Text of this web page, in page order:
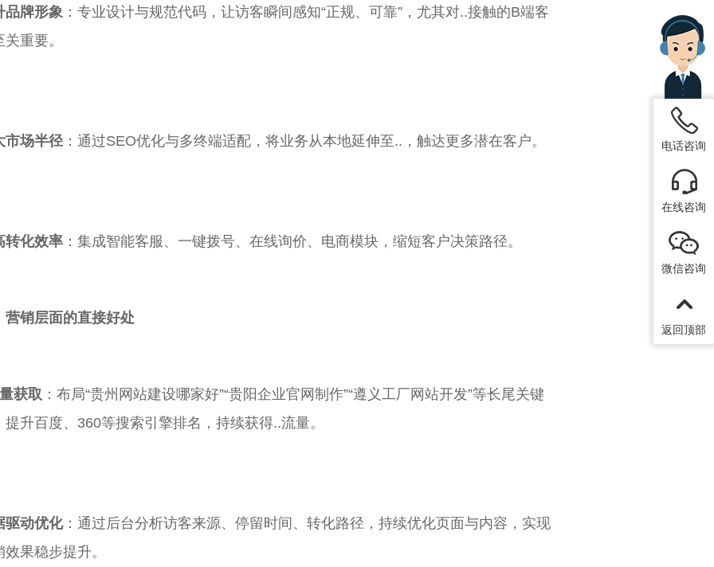
品牌形象 ：专业设计与规范代码，让访客瞬间感知“正规、可靠”，尤其对..接触的B端客
关重要。
市场半径：通过SEO优化与多终端适配，将业务从本地延伸至..，触达更多潜在客户。
转化效率 ：集成智能客服、一键拨号、在线询价、电商模块，缩短客户决策路径。
营销层面的直接好处
获取 ：布局“贵州网站建设哪家好”“贵阳企业官网制作”“遵义工厂网站开发”等长尾关键
提升百度、360等搜索引擎排名，持续获得..流量。
驱动优化：通过后台分析访客来源、停留时间、转化路径，持续优化页面与内容，实现
效果稳步提升。
电话咨询
在线咨询
微信咨询
返回顶部